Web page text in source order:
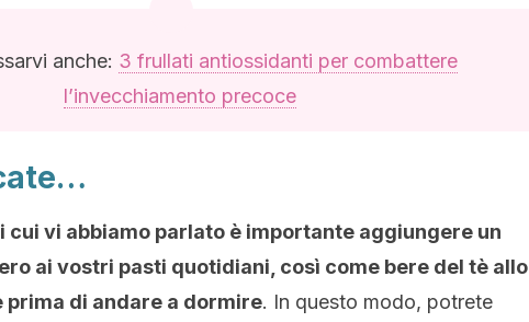
anche: 3 frullati antiossidanti per combattere
l’invecchiamento precoce
cui vi abbiamo parlato è importante aggiungere un
ai vostri pasti quotidiani, così come bere del tè allo
prima di andare a dormire. In questo modo, potrete